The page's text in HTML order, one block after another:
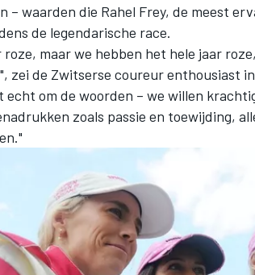
– waarden die Rahel Frey, de meest
de legendarische race.
maar we hebben het hele jaar
zei de Zwitserse coureur enthousiast
om de woorden – we willen
zoals passie en toewijding,